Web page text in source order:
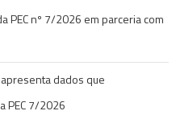
PEC nº 7/2026 em parceria com
dados que
PEC 7/2026